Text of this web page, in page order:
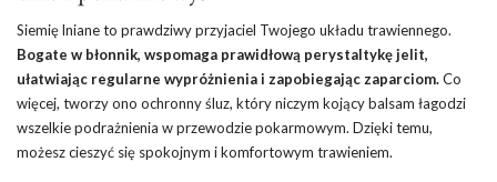
Siemię lniane to prawdziwy przyjaciel Twojego układu trawiennego.
Bogate w błonnik, wspomaga prawidłową perystaltykę jelit,
ułatwiając regularne wypróżnienia i zapobiegając zaparciom.Co
więcej, tworzy ono ochronny śluz, który niczym kojący balsam łagodzi
wszelkie podrażnienia w przewodzie pokarmowym. Dzięki temu,
możesz cieszyć się spokojnym i komfortowym trawieniem.